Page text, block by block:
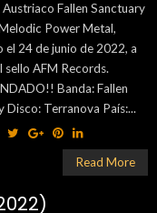
Fallen Sanctuary
Power Metal,
el 24 de junio de 2022, a
sello AFM Records.
Banda: Fallen
Disco: Terranova País:...
Read More